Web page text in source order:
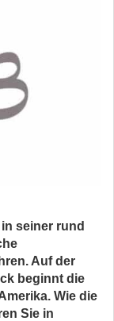
seiner rund
Auf der
beginnt die
Wie die
Sie in